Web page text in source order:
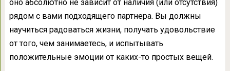
оно абсолютно не зависит от наличия (или отсутствия)
рядом с вами подходящего партнера. Вы должны
научиться радоваться жизни, получать удовольствие
от того, чем занимаетесь, и испытывать
положительные эмоции от каких-то простых вещей.